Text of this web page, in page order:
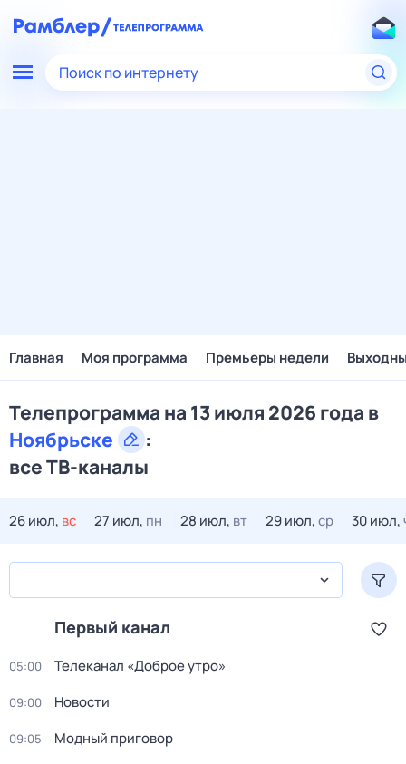
Поиск по интернету
Главная Моя программа Премьеры недели
Телепрограмма на 13 июля 2026 года в
Ноябрьске
:
все ТВ-каналы
26 июл, вс 27 июл, пн 28 июл, вт 29 июл,ср 30 июл,
Первый канал
05:00 Телеканал «Доброе утро»
09:00 Новости
09:05 Модный приговор